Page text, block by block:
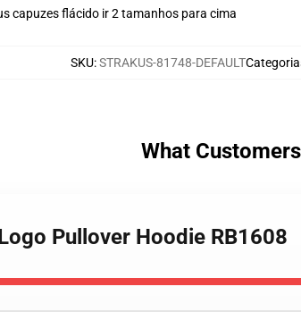
capuzes flácido ir 2 tamanhos para cima
SKU:STRAKUS-81748-DEFAULT
What
Pullover Hoodie RB1608